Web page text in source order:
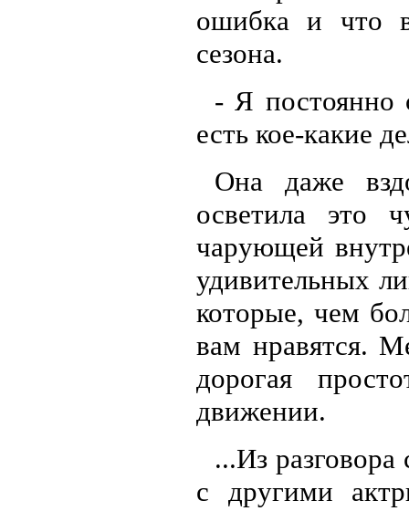
ошибка и что
сезона.
- Я постоянно
есть кое-какие
Она даже
осветила это
чарующей
удивительных
которые, чем
вам нравятся.
дорогая
движении.
...Из
с другими